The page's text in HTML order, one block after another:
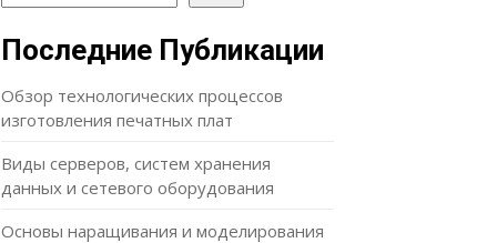
Последние Публикации
Обзор технологических процессов
изготовления печатных плат
Виды серверов, систем хранения
данных и сетевого оборудования
Основы наращивания и моделирования